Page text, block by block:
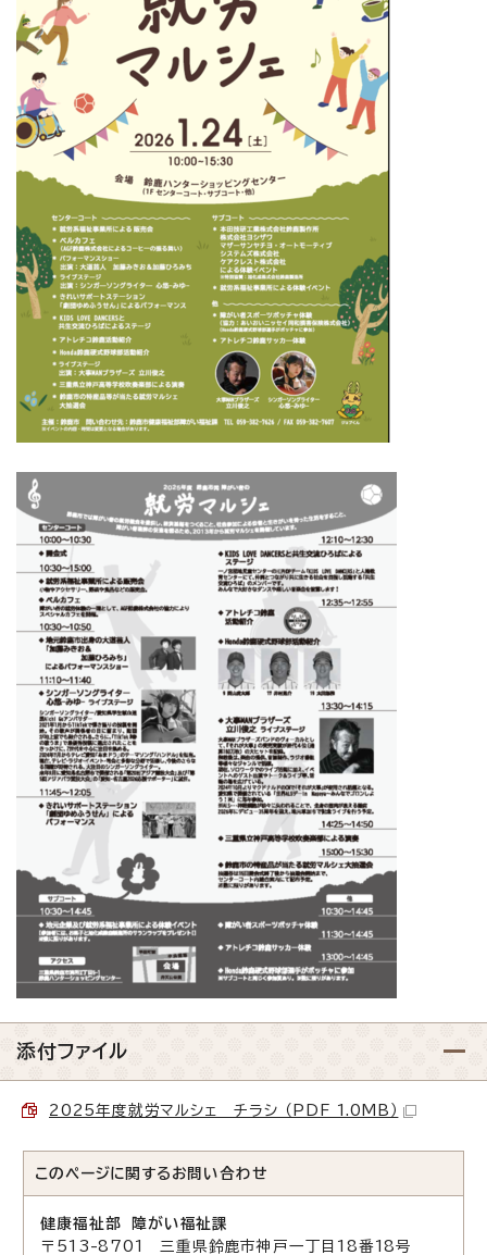
添付ファイル
2025年度就労マルシェ チラシ （PDF 1.0MB）
このページに関する お問い合わせ
健康福祉部 障がい福祉課
〒513-8701 三重県鈴鹿市神戸一丁目18番18号